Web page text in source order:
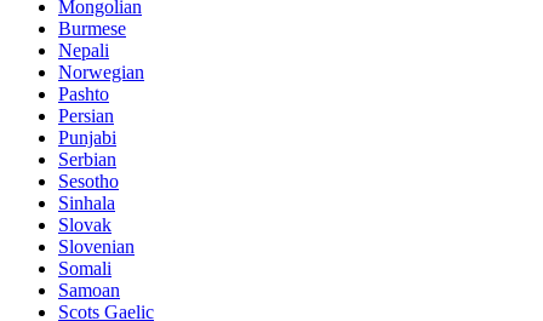
Mongolian
Burmese
Nepali
Norwegian
Pashto
Persian
Punjabi
Serbian
Sesotho
Sinhala
Slovak
Slovenian
Somali
Samoan
Scots Gaelic